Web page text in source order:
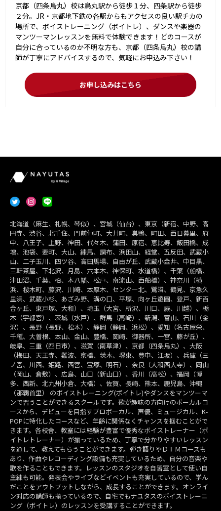
京都（四条烏丸）校は烏丸駅から徒歩１分、四条駅から徒歩
２分。JR・京都地下鉄の各駅からもアクセスの良い駅チカの
場所で、ボイストレーニング（ボイトレ）、ダンスや楽器の
マンツーマンレッスンを無料で体験できます！どのコースが
自分に合っているのか不明な方も、京都（四条烏丸）校の講
師が丁寧にアドバイスするので、気軽にお申込み下さい！
お申し込みはこちら
北海道（麻生、札幌、琴似）、宮城（仙台）、東京（新宿、中野、高
円寺、渋谷、北千住、門前仲町、大井町、巣鴨、町田、西日暮里、府
中、八王子、上野、神田、代々木、蒲田、原宿、恵比寿、飯田橋、成
増、池袋、要町、大山、練馬、調布、浜田山、経堂、五反田、武蔵小
山、二子玉川、四ツ谷、高田馬場、自由が丘、武蔵小金井、中目黒、
三軒茶屋、下北沢、月島、六本木、神保町、水道橋）、千葉（船橋、
津田沼、千葉、柏、本八幡、松戸、南流山、西船橋）、神奈川（横
浜、桜木町、藤沢、川崎、本厚木、センター北、鷺沼、鶴見、京急久
里浜、武蔵小杉、あざみ野、溝の口、平塚、向ヶ丘遊園、登戸、新百
合ヶ丘、東戸塚、大和）、埼玉（大宮、所沢、川口、蕨、川越）、栃
木（宇都宮）、茨城（水戸）、群馬（高崎）、新潟、富山、石川（金
沢）、長野（長野、松本）、静岡（静岡、浜松）、愛知（名古屋栄、
千種、大曽根、本山、金山、豊橋、岡崎、御器所、一宮、藤が丘）、
岐阜、三重（四日市）、滋賀（南草津）、京都（四条烏丸）、大阪
（梅田、天王寺、難波、京橋、茨木、堺東、豊中、江坂）、兵庫（三
ノ宮、川西、姫路、西宮、宝塚、明石）、奈良（大和西大寺）、岡山
（岡山、倉敷）、広島、山口（新山口）、香川（高松）、福岡（博
多、西新、北九州小倉、大橋）、佐賀、長崎、熊本、鹿児島、沖縄
（那覇首里） のボイストレーニング(ボイトレ)やダンスをマンツーマ
ンで習うことができるスクールです。歌が趣味の方向けのボーカルコ
ースから、デビューを目指すプロボーカル、声優、ミュージカル、K-
POPに特化したコースなど、年齢に関係なくチャンスを掴むことがで
きます。各校舎、教室には経験が豊富で優秀なボイストレーナー（ボ
イトレトレーナー）が揃っているため、丁寧で分かりやすいレッスン
を通して、教えてもらうことができます。弾き語りやＤＴＭコースも
あり、作曲やレコーディング設備も充実しているため、自分の音楽や
歌を作ることもできます。レッスンのスタジオを自習室として使い自
主練も可能。発表会やライブなどイベントも充実しているので、学ん
だことをアウトプットしながら、成長することができます。オンライ
ン対応の講師も揃っているので、自宅でもナユタスのボイストレーニ
ング（ボイトレ）のレッスンを受講することができます。